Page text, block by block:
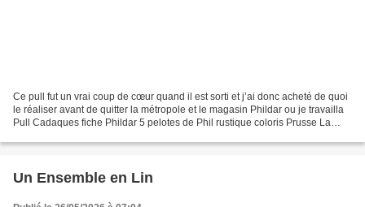
Ce pull fut un vrai coup de cœur quand il est sorti et j’ai donc acheté de quoi
le réaliser avant de quitter la métropole et le magasin Phildar ou je travailla
Pull Cadaques fiche Phildar 5 pelotes de Phil rustique coloris Prusse La
Un Ensemble en Lin